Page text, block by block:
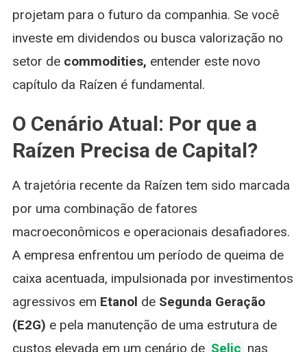
projetam para o futuro da companhia. Se você
investe em dividendos ou busca valorização no
setor de commodities, entender este novo
capítulo da Raízen é fundamental.
O Cenário Atual: Por que a
Raízen Precisa de Capital?
A trajetória recente da Raízen tem sido marcada
por uma combinação de fatores
macroeconômicos e operacionais desafiadores.
A empresa enfrentou um período de queima de
caixa acentuada, impulsionada por investimentos
agressivos em Etanol de Segunda Geração
(E2G) e pela manutenção de uma estrutura de
custos elevada em um cenário de Selic nas